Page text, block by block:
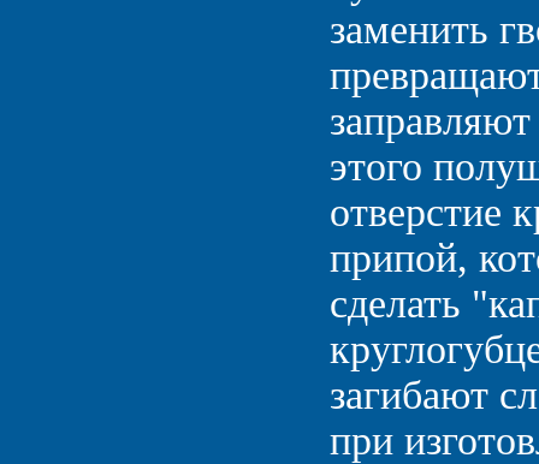
заменить
этого
отверстие
припой,
сделать
загибают
при